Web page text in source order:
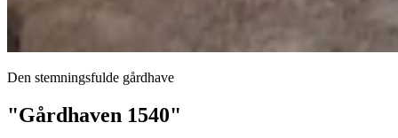
Den stemningsfulde gårdhave
"Gårdhaven 1540"